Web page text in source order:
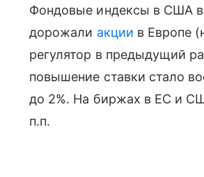
Фондовые индексы в США
дорожали акции в Европе
регулятор в предыдущий
повышение ставки стало
до 2%. На биржах в ЕС и
п.п.